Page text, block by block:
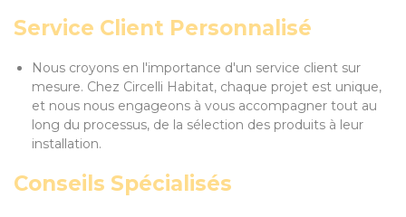
Service Client Personnalisé
Nous croyons en l'importance d'un service client sur
mesure. Chez Circelli Habitat, chaque projet est unique,
et nous nous engageons à vous accompagner tout au
long du processus, de la sélection des produits à leur
installation.
Conseils Spécialisés